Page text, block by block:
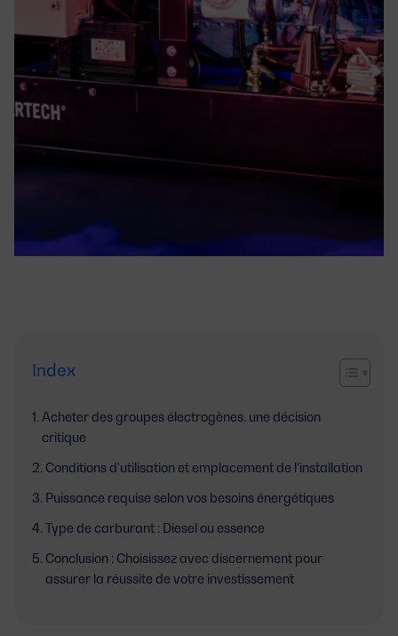
Index
Acheter des groupes électrogènes, une décision
critique
Conditions d'utilisation et emplacement de l'installation
Puissance requise selon vos besoins énergétiques
Type de carburant : Diesel ou essence
Conclusion : Choisissez avec discernement pour
assurer la réussite de votre investissement